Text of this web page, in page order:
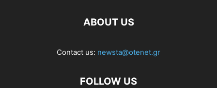
ABOUT US
Contact us: newsta@otenet.gr
FOLLOW US